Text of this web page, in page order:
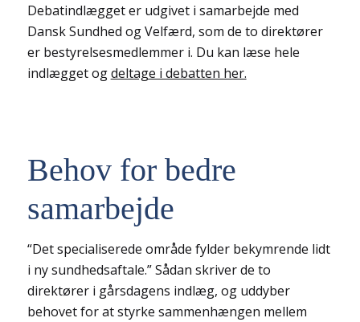
Debatindlægget er udgivet i samarbejde med
Dansk Sundhed og Velfærd, som de to direktører
er bestyrelsesmedlemmer i. Du kan læse hele
indlægget ogdeltage i debatten her.
Behov for bedre
samarbejde
“Det specialiserede område fylder bekymrende lidt
i ny sundhedsaftale.” Sådan skriver de to
direktører i gårsdagens indlæg, og uddyber
behovet for at styrke sammenhængen mellem